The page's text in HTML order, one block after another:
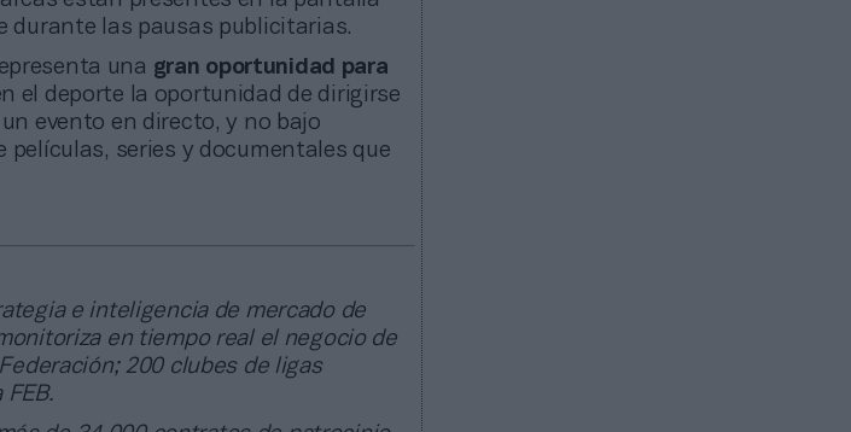
durante las pausas publicitarias.
una gran oportunidad para
el deporte la oportunidad de dirigirse
evento en directo, y no bajo
películas, series y documentales que
e inteligencia de mercado de
en tiempo real el negocio de
200 clubes de ligas